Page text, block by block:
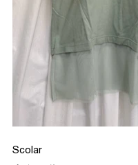
Scolar